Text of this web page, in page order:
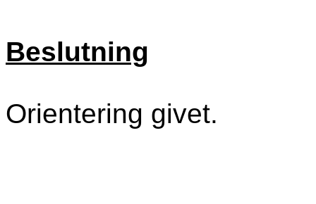
Beslutning
Orientering givet.